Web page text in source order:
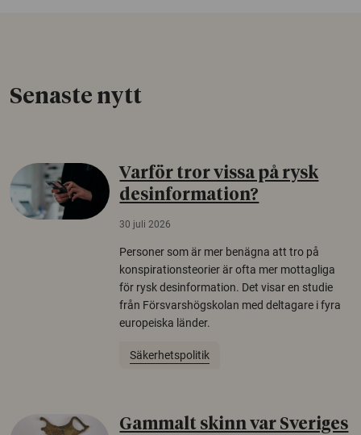
Senaste nytt
Varför tror vissa på rysk
desinformation?
30 juli 2026
Personer som är mer benägna att tro på
konspirationsteorier är ofta mer mottagliga
för rysk desinformation. Det visar en studie
från Försvarshögskolan med deltagare i fyra
europeiska länder.
Säkerhetspolitik
Gammalt skinn var Sveriges